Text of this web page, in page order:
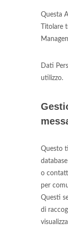
Questa
Titolare
Dati
utilizzo.
Questo
o
per
Questi
di